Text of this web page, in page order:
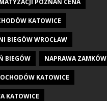
POZNAŃ CENA
KATOWICE
BIEGÓW WROCŁAW
BIEGÓW NAPRAWA ZAMKÓW
KATOWICE
KATOWICE